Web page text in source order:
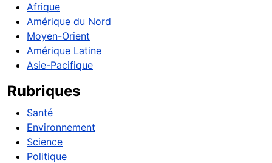
Afrique
Amérique du Nord
Moyen-Orient
Amérique Latine
Asie-Pacifique
Rubriques
Santé
Environnement
Science
Politique